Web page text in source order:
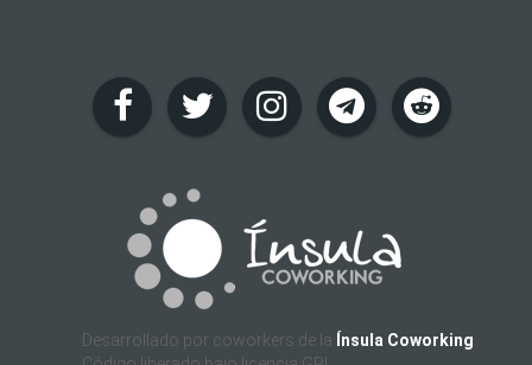
Desarrollado por coworkers de la Ínsula Coworking